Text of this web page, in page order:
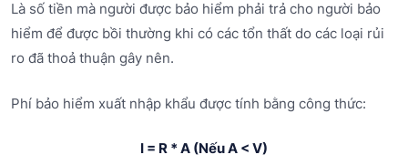
Là số tiền mà người được bảo hiểm phải trả cho người bảo
hiểm để được bồi thường khi có các tổn thất do các loại rủi
ro đã thoả thuận gây nên.
Phí bảo hiểm xuất nhập khẩu được tính bằng công thức:
I = R * A (Nếu A < V)